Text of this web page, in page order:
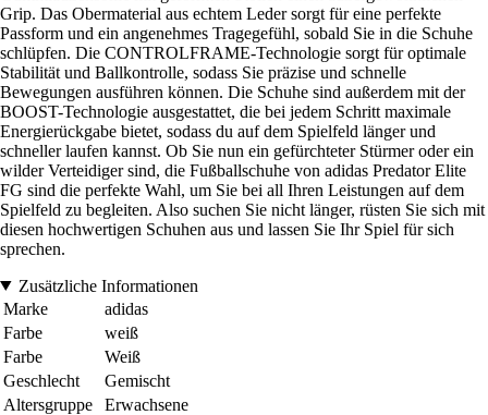
Grip. Das Obermaterial aus echtem Leder sorgt für eine perfekte
Passform und ein angenehmes Tragegefühl, sobald Sie in die Schuhe
schlüpfen. Die CONTROLFRAME-Technologie sorgt für optimale
Stabilität und Ballkontrolle, sodass Sie präzise und schnelle
Bewegungen ausführen können. Die Schuhe sind außerdem mit der
BOOST-Technologie ausgestattet, die bei jedem Schritt maximale
Energierückgabe bietet, sodass du auf dem Spielfeld länger und
schneller laufen kannst. Ob Sie nun ein gefürchteter Stürmer oder ein
wilder Verteidiger sind, die Fußballschuhe von adidas Predator Elite
FG sind die perfekte Wahl, um Sie bei all Ihren Leistungen auf dem
Spielfeld zu begleiten. Also suchen Sie nicht länger, rüsten Sie sich mit
diesen hochwertigen Schuhen aus und lassen Sie Ihr Spiel für sich
sprechen.
Zusätzliche Informationen
Marke
adidas
Farbe
weiß
Farbe
Weiß
Geschlecht
Gemischt
Altersgruppe
Erwachsene